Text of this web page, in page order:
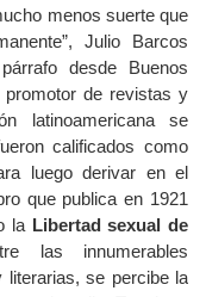
menos suerte que
Julio Barcos
desde Buenos
promotor de revistas y
latinoamericana se
calificados como
luego derivar en el
que publica en 1921
la Libertad sexual de
las innumerables
literarias, se percibe la